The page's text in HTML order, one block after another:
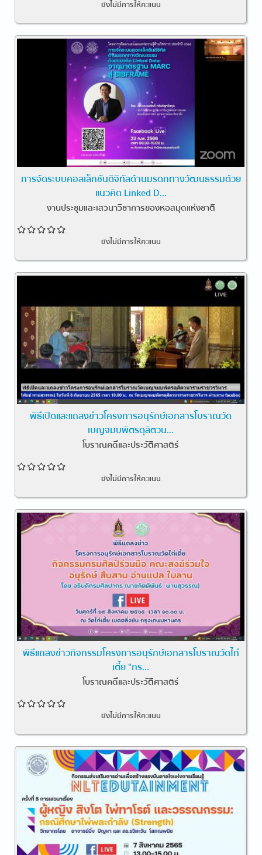
ยังไม่มีการให้คะแนน
การจัดระบบคอลเล็กชันดิจิทัลด้านมรดกทางวัฒนธรรมด้วย
แนวคิด Linked D...
งานประชุมและเสวนาวิชาการของหอสมุดแห่งชาติ
ยังไม่มีการให้คะแนน
พิธีเปิดและแถลงข่าวโครงการอนุรักษ์เอกสารโบราณวัด
เบญจมบพิตรดุสิตวน...
โบราณคดีและประวัติศาสตร์
ยังไม่มีการให้คะแนน
พิธีแถลงข่าวกิจกรรมโครงการอนุรักษ์เอกสารโบราณวัดไก่
เตี้ย "กร...
โบราณคดีและประวัติศาสตร์
ยังไม่มีการให้คะแนน